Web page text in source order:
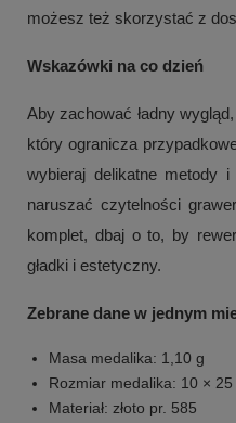
możesz też skorzystać z
Wskazówki na co dzień
Aby zachować ładny
który ogranicza
wybieraj delikatne metody
naruszać czytelności
komplet, dbaj o to, by
gładki i estetyczny.
Zebrane dane w jednym
Masa medalika: 1,10 g
Rozmiar medalika: 10 × 25
Materiał: złoto pr. 585